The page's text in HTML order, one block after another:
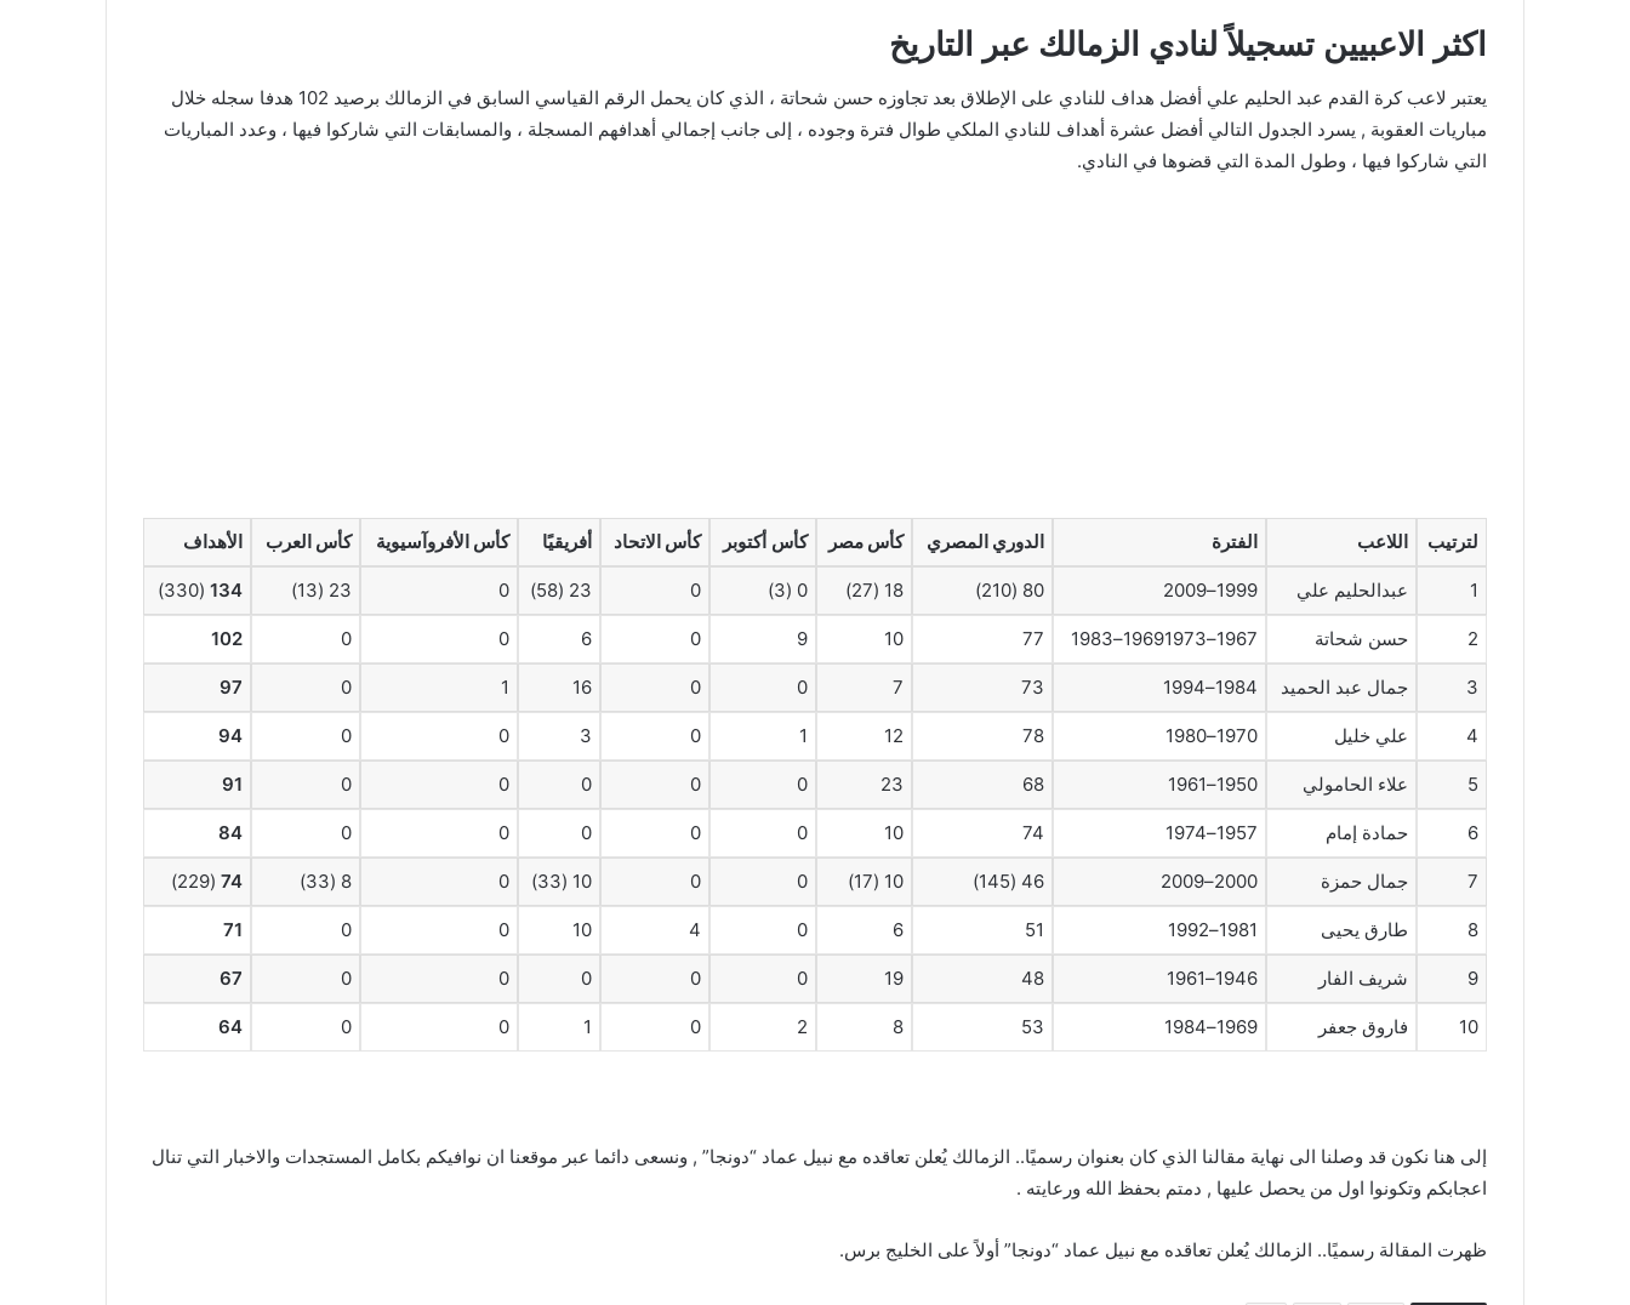
اكثر الاعبيين تسجيلاً لنادي الزمالك عبر التاريخ
يعتبر لاعب كرة القدم عبد الحليم علي أفضل هداف للنادي على الإطلاق بعد تجاوزه حسن شحاتة ، الذي كان يحمل الرقم القياسي السابق في الزمالك برصيد 102 هدفا سجله خلال
مباريات العقوبة , يسرد الجدول التالي أفضل عشرة أهداف للنادي الملكي طوال فترة وجوده ، إلى جانب إجمالي أهدافهم المسجلة ، والمسابقات التي شاركوا فيها ، وعدد المباريات
التي شاركوا فيها ، وطول المدة التي قضوها في النادي.
لترتيب اللاعب الفترة الدوري المصري كأس مصر كأس أكتوبر كأس الاتحاد أفريقيًا كأس الأفروآسيوية كأس العرب الأهداف
1 عبدالحليم علي 1999–2009
80 (210)
18 (27)
0 (3)
0
23 (58)
0
23 (13)
134
(330)
2 حسن شحاتة 1967–19691973–1983
77
10
9
0
6
0
0
102
3 جمال عبد الحميد 1984–1994
73
7
0
0
16
1
0
97
4 علي خليل 1970–1980
78
12
1
0
3
0
0
94
5 علاء الحامولي 1950–1961
68
23
0
0
0
0
0
91
6 حمادة إمام 1957–1974
74
10
0
0
0
0
0
84
7 جمال حمزة 2000–2009
46 (145)
10 (17)
0
0
10 (33)
0
8 (33)
74
(229)
8 طارق يحيى 1981–1992
51
6
0
4
10
0
0
71
9 شريف الفار 1946–1961
48
19
0
0
0
0
0
67
10 فاروق جعفر 1969–1984
53
8
2
0
1
0
0
64
إلى هنا نكون قد وصلنا الى نهاية مقالنا الذي كان بعنوان رسميًا.. الزمالك يُعلن تعاقده مع نبيل عماد “دونجا” , ونسعى دائما عبر موقعنا ان نوافيكم بكامل المستجدات والاخبار التي تنال
اعجابكم وتكونوا اول من يحصل عليها , دمتم بحفظ الله ورعايته .
ظهرت المقالة رسميًا.. الزمالك يُعلن تعاقده مع نبيل عماد “دونجا” أولاً على الخليج برس.